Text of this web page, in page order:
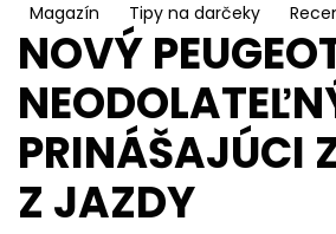
Magazín Tipy na darčeky
NOVÝ
PRINÁŠAJÚCI
Z JAZDY